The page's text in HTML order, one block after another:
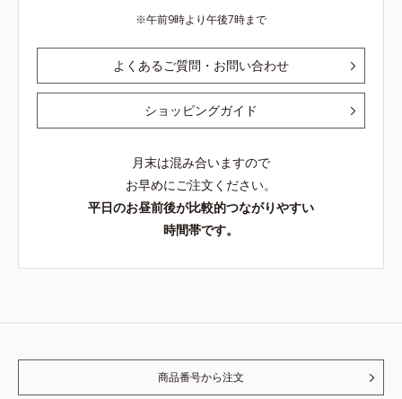
午前9時より午後7時まで
よくあるご質問・お問い合わせ
ショッピングガイド
月末は混み合いますので
お早めにご注文ください。
平日のお昼前後が比較的つながりやすい
時間帯です。
商品番号から注文